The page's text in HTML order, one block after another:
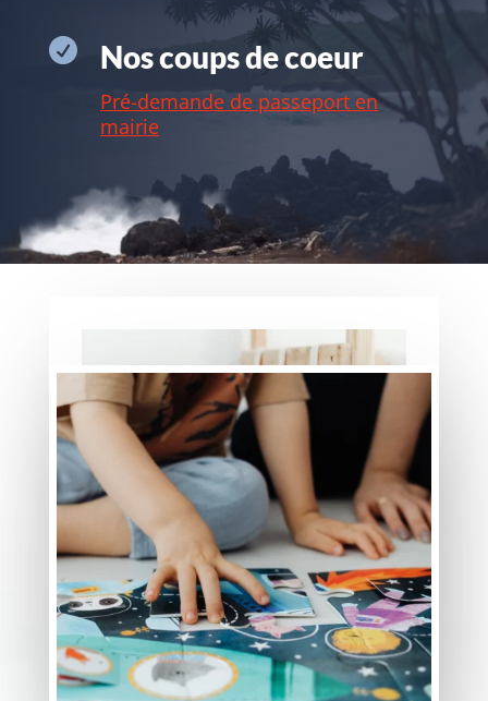
 Nos coups de coeur
Pré-demande de passeport en
mairie